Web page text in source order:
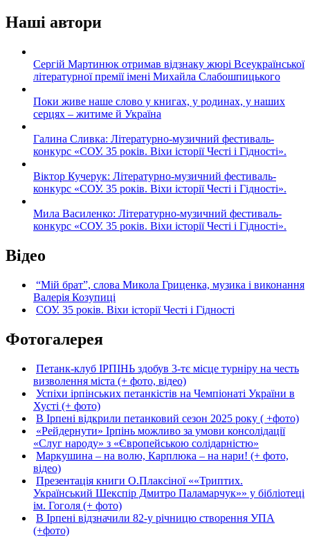
Наші автори
Сергій Мартинюк отримав відзнаку жюрі Всеукраїнської
літературної премії імені Михайла Слабошпицького
Поки живе наше слово у книгах, у родинах, у наших
серцях – житиме й Україна
Галина Сливка: Літературно-музичний фестиваль-
конкурс «СОУ. 35 років. Віхи історії Честі і Гідності».
Віктор Кучерук: Літературно-музичний фестиваль-
конкурс «СОУ. 35 років. Віхи історії Честі і Гідності».
Мила Василенко: Літературно-музичний фестиваль-
конкурс «СОУ. 35 років. Віхи історії Честі і Гідності».
Відео
“Мій брат”, слова Микола Гриценка, музика і виконання
Валерія Козупиці
СОУ. 35 років. Віхи історії Честі і Гідності
Фотогалерея
Петанк-клуб ІРПІНЬ здобув 3-тє місце турніру на честь
визволення міста (+ фото, відео)
Успіхи ірпінських петанкістів на Чемпіонаті України в
Хусті (+ фото)
В Ірпені відкрили петанковий сезон 2025 року ( +фото)
«Рейдернути» Ірпінь можливо за умови консолідації
«Слуг народу» з «Європейською солідарністю»
Маркушина – на волю, Карплюка – на нари! (+ фото,
відео)
Презентація книги О.Плаксіної ««Триптих.
Український Шекспір Дмитро Паламарчук»» у бібліотеці
ім. Гоголя (+ фото)
В Ірпені відзначили 82-у річницю створення УПА
(+фото)